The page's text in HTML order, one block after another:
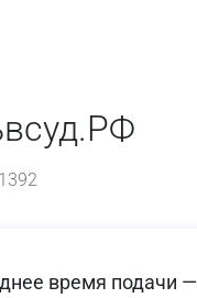
время подачи